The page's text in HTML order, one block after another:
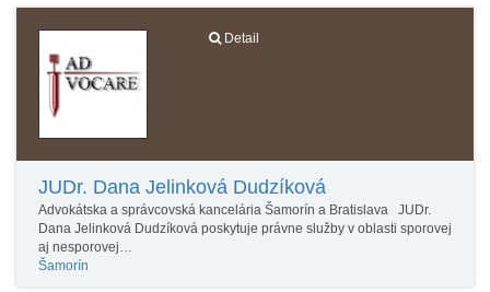
Detail
JUDr. Dana Jelinková Dudzíková
Advokátska a správcovská kancelária Šamorín a Bratislava JUDr.
Dana Jelinková Dudzíková poskytuje právne služby v oblasti sporovej
aj nesporovej…
Šamorín